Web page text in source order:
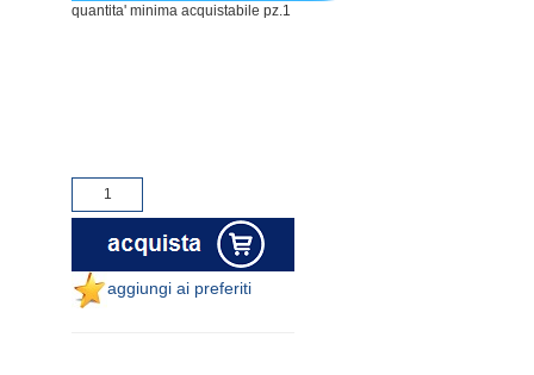
quantita' minima acquistabile pz.1
aggiungi ai preferiti